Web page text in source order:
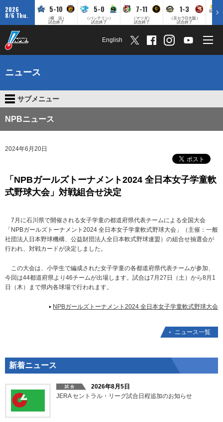
2026
8/6 Thu.
5-10
（横 浜）
試合終了
5-0
（バンテリン）
試合終了
7-11
（マツダ）
試合終了
1-3
（京セラD大阪）
試合終了
English
ニュース
サブメニュー
NPBニュース
2024年6月20日
「NPBガールズトーナメント2024 全日本女子学童軟
式野球大会」対戦組合せ決定
7月に石川県で開催される女子学童の都道府県代表チームによる全国大会
「NPBガールズトーナメント2024 全日本女子学童軟式野球大会」（主催：一般
社団法人日本野球機構、公益財団法人全日本軟式野球連盟）の組合せ抽選会が
行われ、対戦カードが決定しました。
この大会は、小学生で編成された女子学童の各都道府県代表チームが参加、
今回は44都道府県より46チームが出場します。試合は7月27日（土）から8月1
日（木）まで県内各球場で行われます。
NPBガールズトーナメント2024 全日本女子学童軟式野球大会
ニュース一覧
新着ニュース
2026年8月5日
JERA セントラル・リーグ試合日程追加のお知らせ